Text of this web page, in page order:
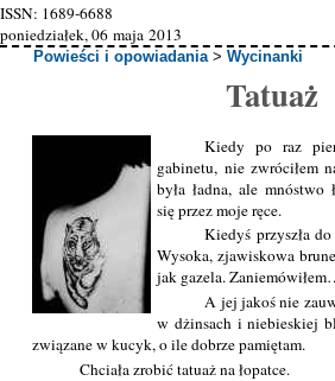
ISSN: 1689-6688
poniedziałek, 06 maja 2013
Powieści i opowiadania >Wycinanki
Tatuaż
Kiedy po raz
gabinetu, nie zwróciłem
była ładna, ale mnóstwo
się przez moje ręce.
Kiedyś przyszła
Wysoka, zjawiskowa
jak gazela.
A jej jakoś nie
w dżinsach i niebieskiej
związane w kucyk, o ile dobrze pamiętam.
Chciała zrobić tatuaż na łopatce.